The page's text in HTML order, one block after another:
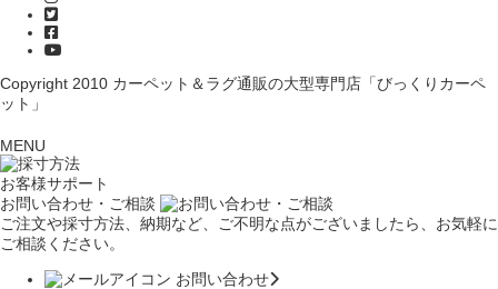
Copyright 2010 カーペット＆ラグ通販の大型専門店「びっくりカーペ
ット」
MENU
お客様サポート
お問い合わせ・ご相談
ご注文や採寸方法、納期など、ご不明な点がございましたら、お気軽に
ご相談ください。
お問い合わせ